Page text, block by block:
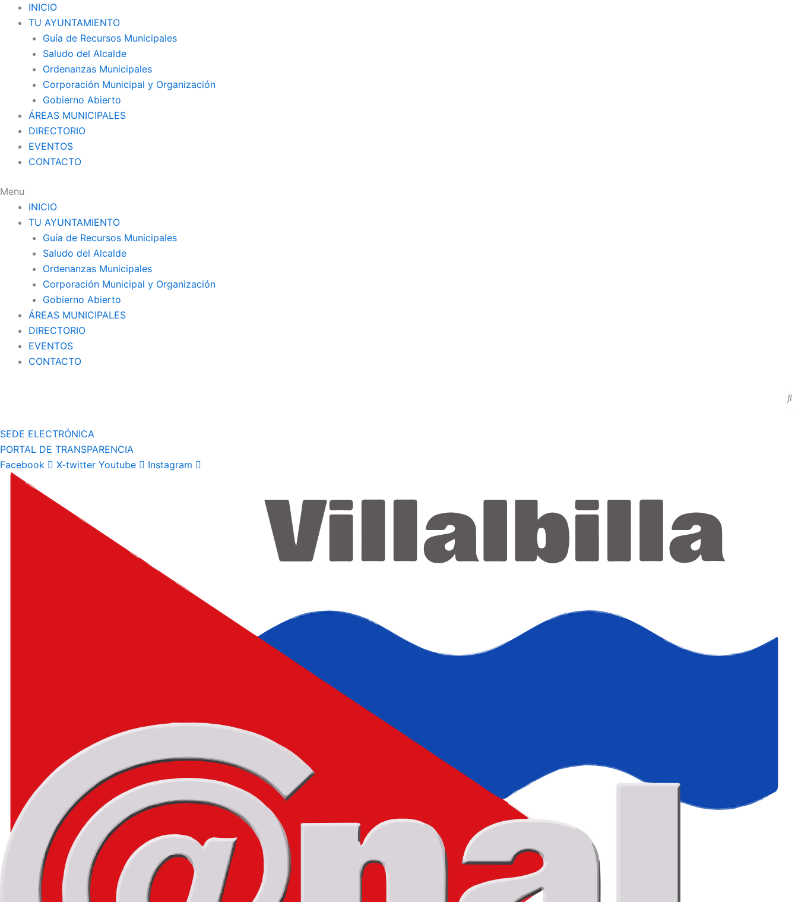
INICIO
TU AYUNTAMIENTO
Guía de Recursos Municipales
Saludo del Alcalde
Ordenanzas Municipales
Corporación Municipal y Organización
Gobierno Abierto
ÁREAS MUNICIPALES
DIRECTORIO
EVENTOS
CONTACTO
Menu
INICIO
TU AYUNTAMIENTO
Guía de Recursos Municipales
Saludo del Alcalde
Ordenanzas Municipales
Corporación Municipal y Organización
Gobierno Abierto
ÁREAS MUNICIPALES
DIRECTORIO
EVENTOS
CONTACTO
SEDE ELECTRÓNICA
PORTAL DE TRANSPARENCIA
Facebook
X-twitter Youtube Instagram